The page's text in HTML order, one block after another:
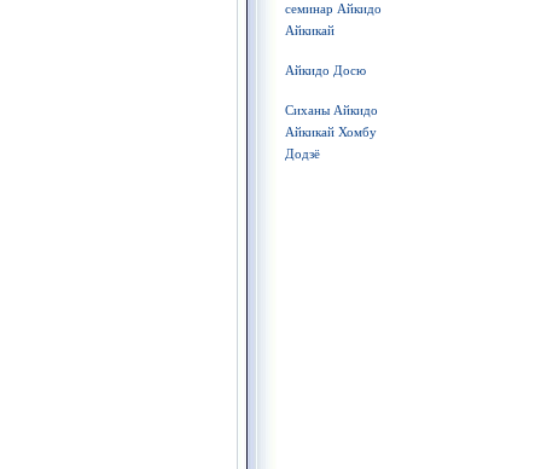
семинар Айкидо
Айкикай
Айкидо Досю
Сиханы Айкидо
Айкикай Хомбу
Додзё